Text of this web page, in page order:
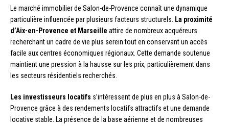
Le marché immobilier de Salon-de-Provence connaît une dynamique
particulière influencée par plusieurs facteurs structurels. La proximité
d’Aix-en-Provence et Marseille attire de nombreux acquéreurs
recherchant un cadre de vie plus serein tout en conservant un accès
facile aux centres économiques régionaux. Cette demande soutenue
maintient une pression à la hausse sur les prix, particulièrement dans
les secteurs résidentiels recherchés.
Les investisseurs locatifs s’intéressent de plus en plus à Salon-de-
Provence grâce à des rendements locatifs attractifs et une demande
locative stable. La présence de la base aérienne et de nombreuses